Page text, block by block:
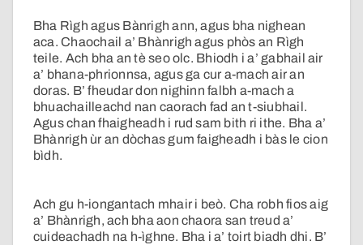
Bha Rìgh agus Bànrigh ann, agus bha nighean
aca. Chaochail a’ Bhànrigh agus phòs an Rìgh
teile. Ach bha an tè seo olc. Bhiodh i a’ gabhail air
a’ bhana-phrionnsa, agus ga cur a-mach air an
doras. B’ fheudar don nighinn falbh a-mach a
bhuachailleachd nan caorach fad an t-siubhail.
Agus chan fhaigheadh i rud sam bith ri ithe. Bha a’
Bhànrigh ùr an dòchas gum faigheadh i bàs le cion
bìdh.
Ach gu h-iongantach mhair i beò. Cha robh fios aig
a’ Bhànrigh, ach bha aon chaora san treud a’
cuideachadh na h-ìghne. Bha i a’ toirt biadh dhi. B’